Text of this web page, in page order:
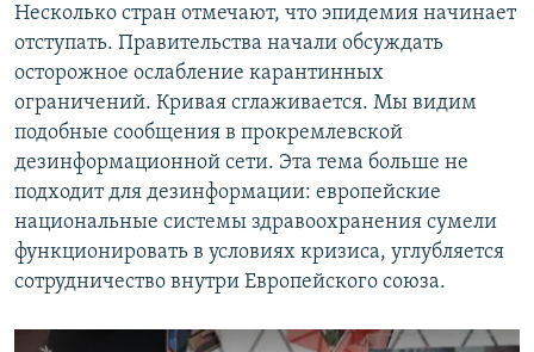
Несколько стран отмечают, что эпидемия начинает
отступать. Правительства начали обсуждать
осторожное ослабление карантинных
ограничений. Кривая сглаживается. Мы видим
подобные сообщения в прокремлевской
дезинформационной сети. Эта тема больше не
подходит для дезинформации: европейские
национальные системы здравоохранения сумели
функционировать в условиях кризиса, углубляется
сотрудничество внутри Европейского союза.